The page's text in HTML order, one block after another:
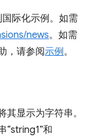
国际化示例。如需
news。如需
，请参阅示例。
显示为字符串。
“string1”和